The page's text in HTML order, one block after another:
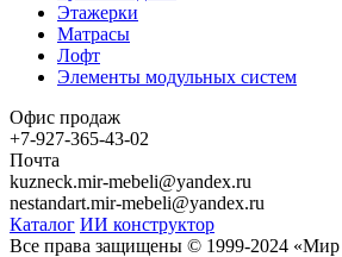
Этажерки
Матрасы
Лофт
Элементы модульных систем
Офис продаж
+7-927-365-43-02
Почта
kuzneck.mir-mebeli@yandex.ru
nestandart.mir-mebeli@yandex.ru
Каталог ИИ конструктор
Все права защищены © 1999-2024 «Мир